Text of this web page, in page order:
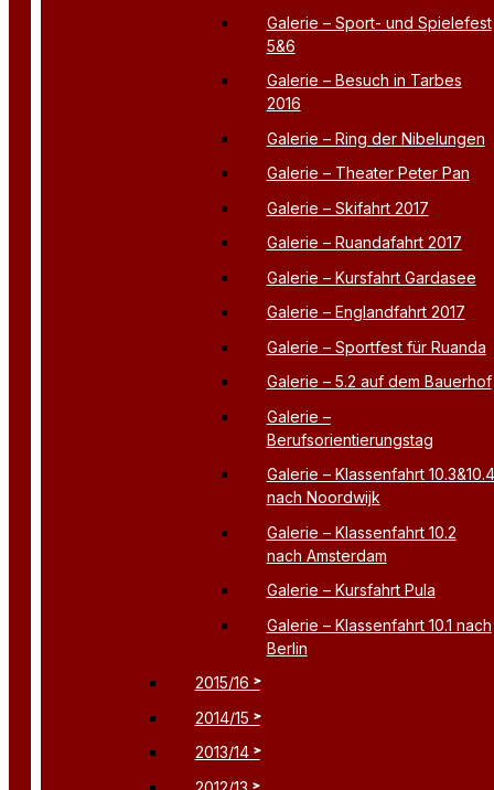
Galerie – Sport- und Spielefest
5&6
Galerie – Besuch in Tarbes
2016
Galerie – Ring der Nibelungen
Galerie – Theater Peter Pan
Galerie – Skifahrt 2017
Galerie – Ruandafahrt 2017
Galerie – Kursfahrt Gardasee
Galerie – Englandfahrt 2017
Galerie – Sportfest für Ruanda
Galerie – 5.2 auf dem Bauerhof
Galerie –
Berufsorientierungstag
Galerie – Klassenfahrt 10.3&10.4
nach Noordwijk
Galerie – Klassenfahrt 10.2
nach Amsterdam
Galerie – Kursfahrt Pula
Galerie – Klassenfahrt 10.1 nach
Berlin
2015/16
2014/15
2013/14